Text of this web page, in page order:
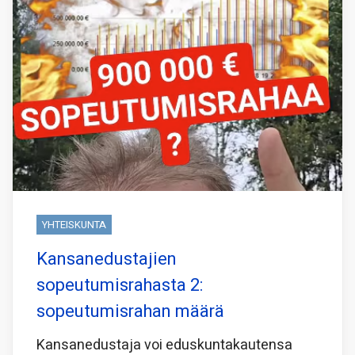
YHTEISKUNTA
Kansanedustajien
sopeutumisrahasta 2:
sopeutumisrahan määrä
Kansanedustaja voi eduskuntakautensa